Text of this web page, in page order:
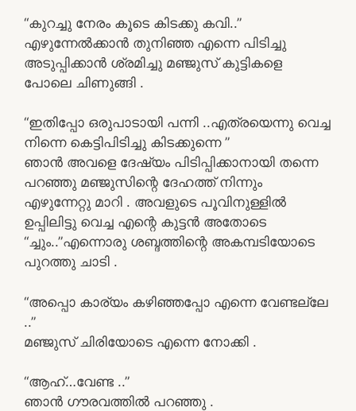
“കുറച്ചു നേരം കൂടെ കിടക്കു കവി..”
എഴുന്നേൽക്കാൻ തുനിഞ്ഞ എന്നെ പിടിച്ചു
അടുപ്പിക്കാൻ ശ്രമിച്ചു മഞ്ജുസ് കുട്ടികളെ
പോലെ ചിണുങ്ങി .
“ഇതിപ്പോ ഒരുപാടായി പന്നി ..എത്രയെന്നു വെച്ച
നിന്നെ കെട്ടിപിടിച്ചു കിടക്കുന്നെ ”
ഞാൻ അവളെ ദേഷ്യം പിടിപ്പിക്കാനായി തന്നെ
പറഞ്ഞു മഞ്ജുസിന്റെ ദേഹത്ത് നിന്നും
എഴുന്നേറ്റു മാറി . അവളുടെ പൂവിനുള്ളിൽ
ഉപ്പിലിട്ടു വെച്ച എന്റെ കുട്ടൻ അതോടെ
“ച്ചും..”എന്നൊരു ശബ്ദത്തിന്റെ അകമ്പടിയോടെ
പുറത്തു ചാടി .
“അപ്പൊ കാര്യം കഴിഞ്ഞപ്പോ എന്നെ വേണ്ടല്ലേ
..”
മഞ്ജുസ് ചിരിയോടെ എന്നെ നോക്കി .
“ആഹ്…വേണ്ട ..”
ഞാൻ ഗൗരവത്തിൽ പറഞ്ഞു .